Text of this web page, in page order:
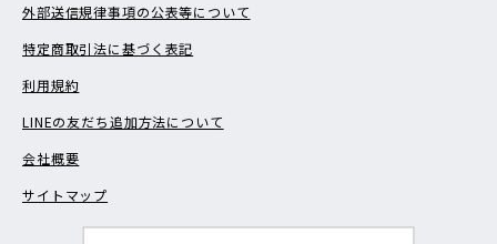
外部送信規律事項の公表等について
特定商取引法に基づく表記
利用規約
LINEの友だち追加方法について
会社概要
サイトマップ